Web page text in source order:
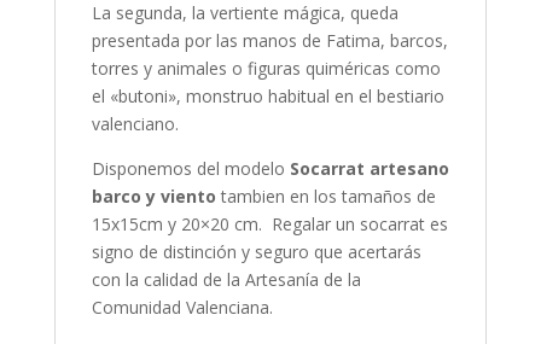
La segunda, la vertiente mágica, queda
presentada por las manos de Fatima, barcos,
torres y animales o figuras quiméricas como
el «butoni», monstruo habitual en el bestiario
valenciano.
Disponemos del modelo Socarrat artesano
barco y viento tambien en los tamaños de
15x15cm y 20×20 cm. Regalar un socarrat es
signo de distinción y seguro que acertarás
con la calidad de la Artesanía de la
Comunidad Valenciana.